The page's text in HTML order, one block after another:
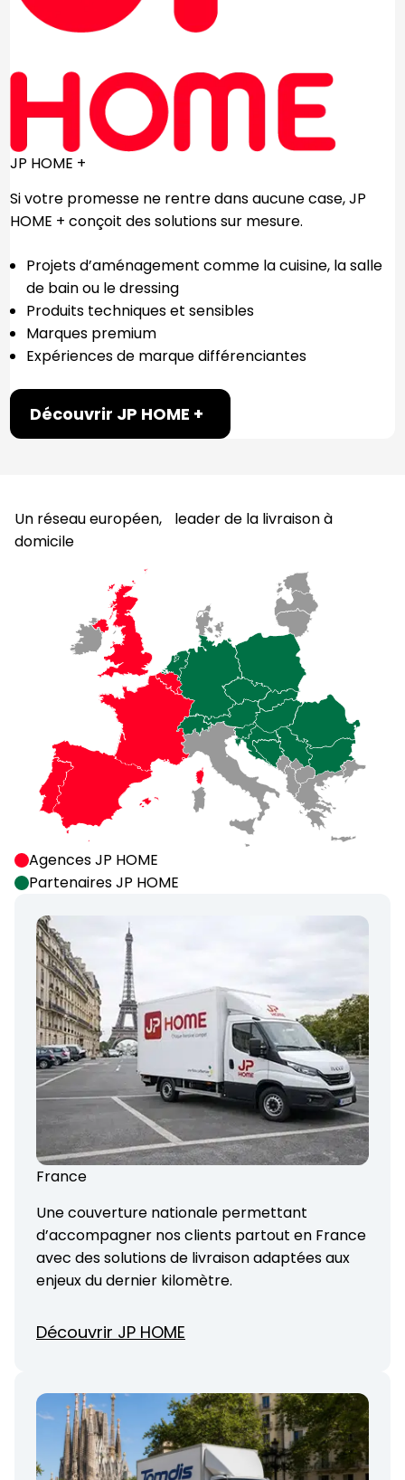
JP HOME +
Si votre promesse ne rentre dans aucune case, JP
HOME + conçoit des solutions sur mesure.
Projets d’aménagement comme la cuisine, la salle
de bain ou le dressing
Produits techniques et sensibles
Marques premium
Expériences de marque différenciantes
Découvrir JP HOME +
Un réseau européen, leader de la livraison à
domicile
Agences JP HOME
Partenaires JP HOME
France
Une couverture nationale permettant
d’accompagner nos clients partout en France
avec des solutions de livraison adaptées aux
enjeux du dernier kilomètre.
Découvrir JP HOME